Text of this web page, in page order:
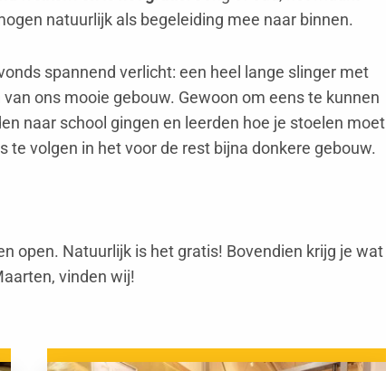
natuurlijk als begeleiding mee naar binnen.
spannend verlicht: een heel lange slinger met
ons mooie gebouw. Gewoon om eens te kunnen
naar school gingen en leerden hoe je stoelen moet
te volgen in het voor de rest bijna donkere gebouw.
open. Natuurlijk is het gratis! Bovendien krijg je wat
vinden wij!